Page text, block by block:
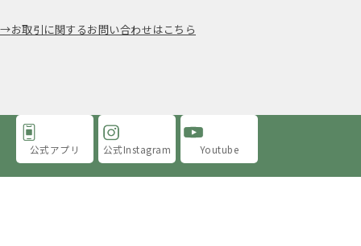
お取引に関するお問い合わせはこちら
公式アプリ 公式Instagram Youtube